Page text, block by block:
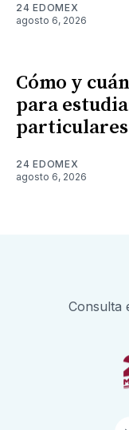
24 EDOMEX
agosto 6, 2026
Cómo y
para
particulares
24 EDOMEX
agosto 6, 2026
Consulta